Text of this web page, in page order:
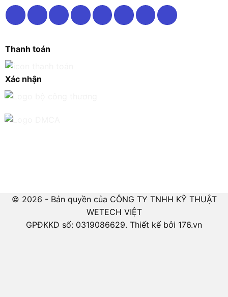
Thanh toán
Xác nhận
© 2026 - Bản quyền của CÔNG TY TNHH KỸ THUẬT
WETECH VIỆT
GPĐKKD số: 0319086629. Thiết kế bởi 176.vn